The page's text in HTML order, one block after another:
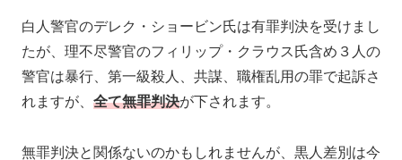
白人警官のデレク・ショービン氏は有罪判決を受けまし
たが、理不尽警官のフィリップ・クラウス氏含め３人の
警官は暴行、第一級殺人、共謀、職権乱用の罪で起訴さ
れますが、 全て無罪判決が下されます。
無罪判決と関係ないのかもしれませんが、黒人差別は今